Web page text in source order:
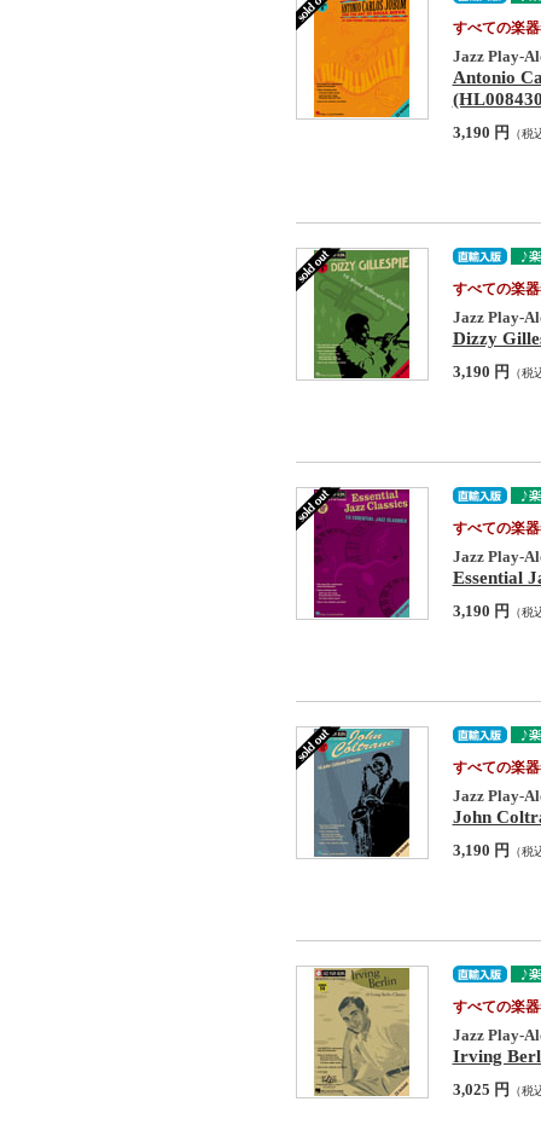
すべての楽
Jazz Play-
Antonio
3,190 円 （税
すべての楽
Jazz Play-
Dizzy
3,190 円 （税
すべての楽
Jazz Play-
Essential
3,190 円 （税
すべての楽
Jazz Play-
John
3,190 円 （税
すべての楽
Jazz Play-
Irving
3,025 円 （税